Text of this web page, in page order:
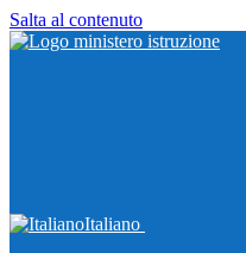
Salta al contenuto
Italiano